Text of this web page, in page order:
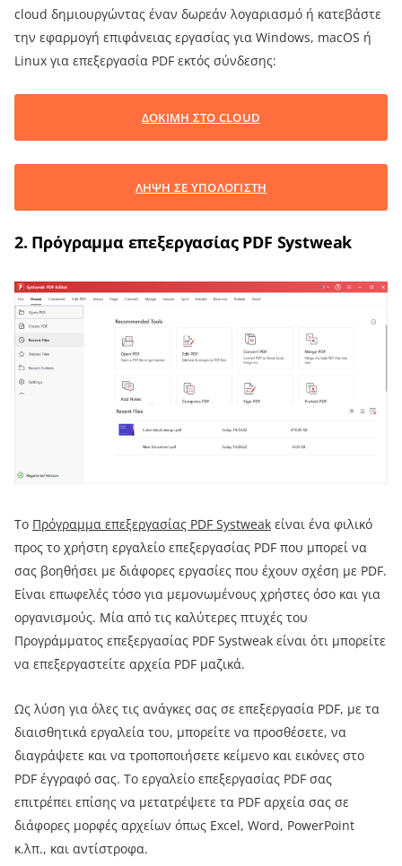
cloud δημιουργώντας έναν δωρεάν λογαριασμό ή κατεβάστε
την εφαρμογή επιφάνειας εργασίας για Windows, macOS ή
Linux για επεξεργασία PDF εκτός σύνδεσης:
ΔΟΚΙΜΗ ΣΤΟ CLOUD
ΛΗΨΗ ΣΕ ΥΠΟΛΟΓΙΣΤΗ
2. Πρόγραμμα επεξεργασίας PDF Systweak
Το Πρόγραμμα επεξεργασίας PDF Systweak είναι ένα φιλικό
προς το χρήστη εργαλείο επεξεργασίας PDF που μπορεί να
σας βοηθήσει με διάφορες εργασίες που έχουν σχέση με PDF.
Είναι επωφελές τόσο για μεμονωμένους χρήστες όσο και για
οργανισμούς. Μία από τις καλύτερες πτυχές του
Προγράμματος επεξεργασίας PDF Systweak είναι ότι μπορείτε
να επεξεργαστείτε αρχεία PDF μαζικά.
Ως λύση για όλες τις ανάγκες σας σε επεξεργασία PDF, με τα
διαισθητικά εργαλεία του, μπορείτε να προσθέσετε, να
διαγράψετε και να τροποποιήσετε κείμενο και εικόνες στο
PDF έγγραφό σας. Το εργαλείο επεξεργασίας PDF σας
επιτρέπει επίσης να μετατρέψετε τα PDF αρχεία σας σε
διάφορες μορφές αρχείων όπως Excel, Word, PowerPoint
κ.λπ., και αντίστροφα.